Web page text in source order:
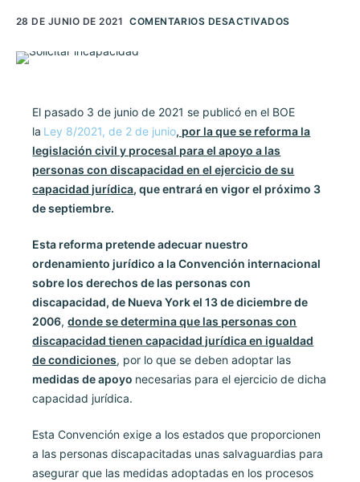
28 DE JUNIO DE 2021 COMENTARIOS DESACTIVADOS
El pasado 3 de junio de 2021 se publicó en el BOE
la Ley 8/2021, de 2 de junio, por la que se reforma la
legislación civil y procesal para el apoyo a las
personas con discapacidad en el ejercicio de su
capacidad jurídica, que entrará en vigor el próximo 3
de septiembre.
Esta reforma pretende adecuar nuestro
ordenamiento jurídico a la Convención internacional
sobre los derechos de las personas con
discapacidad, de Nueva York el 13 de diciembre de
2006,donde se determina que las personas con
discapacidad tienen capacidad jurídica en igualdad
de condiciones, por lo que se deben adoptar las
medidas de apoyo necesarias para el ejercicio de dicha
capacidad jurídica.
Esta Convención exige a los estados que proporcionen
a las personas discapacitadas unas salvaguardias para
asegurar que las medidas adoptadas en los procesos